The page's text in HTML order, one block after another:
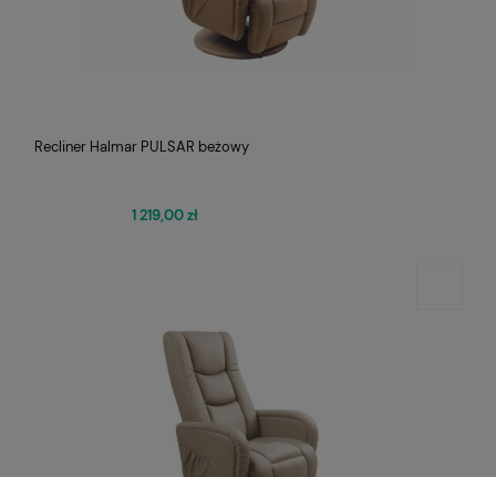
Recliner Halmar PULSAR beżowy
1 219,00 zł